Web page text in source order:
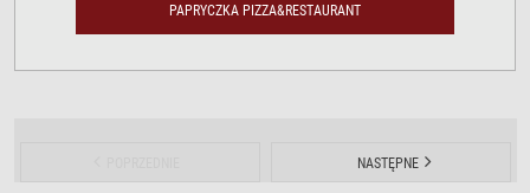
PAPRYCZKA PIZZA&RESTAURANT
NASTĘPNE